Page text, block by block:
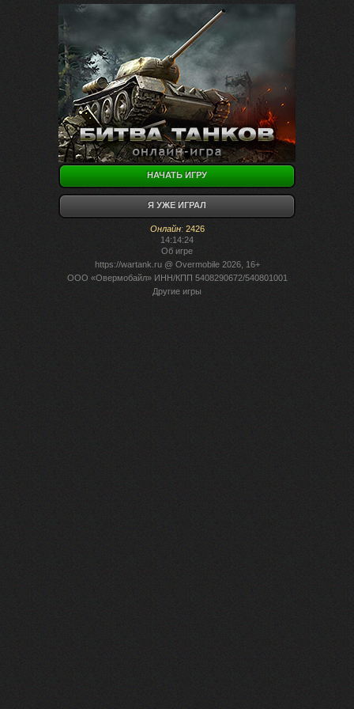
НАЧАТЬ ИГРУ
Я УЖЕ ИГРАЛ
Онлайн: 2426
14:14:24
Об игре
https://wartank.ru@ Overmobile 2026, 16+
ООО «Овермобайл» ИНН/КПП 5408290672/540801001
Другие игры